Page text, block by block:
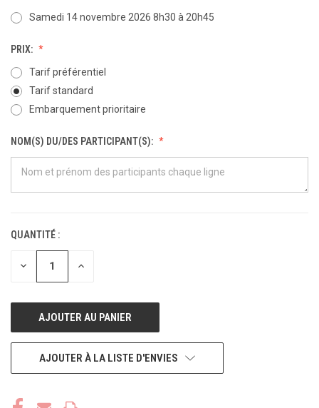
Samedi 14 novembre 2026 8h30 à 20h45
PRIX:
Tarif préférentiel
Tarif standard
Embarquement prioritaire
NOM(S) DU/DES PARTICIPANT(S):
STOCK
ACTUEL :
QUANTITÉ :
DIMINUER
QUANTITÉ
UNDEFINED
AUGMENTER
UNDEFINED
AJOUTER À LA LISTE D'ENVIES